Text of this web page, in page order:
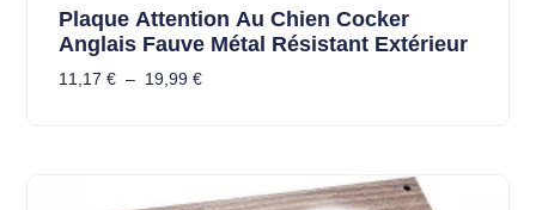
Plaque Attention Au Chien Cocker
Anglais Fauve Métal Résistant Extérieur
11,17 € – 19,99 €